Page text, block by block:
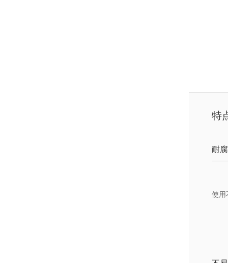
特
耐
使用